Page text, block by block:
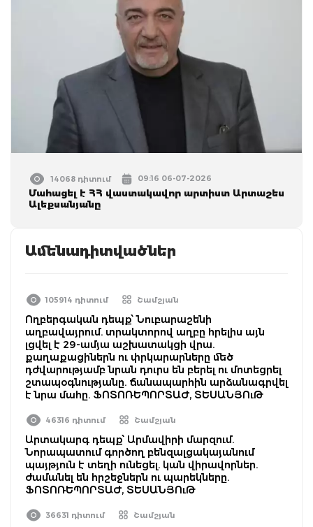
14068 դիտում 09:16 06-07-2026
Մահացել է ՀՀ վաստակավոր արտիստ Արտաշես
Ալեքսանյանը
Ամենադիտվածներ
105914 դիտում Շամշյան
Ողբերգական դեպք՝ Նուբարաշենի
աղբավայրում. տրակտորով աղբը հրելիս այն
լցվել է 29-ամյա աշխատակցի վրա.
քաղաքացիներն ու փրկարարները մեծ
դժվարությամբ նրան դուրս են բերել ու մոտեցրել
շտապօգնությանը. ճանապարհին արձանագրվել
է նրա մահը. ՖՈՏՈՌԵՊՈՐՏԱԺ, ՏԵՍԱՆՅՈւԹ
46316 դիտում Շամշյան
Արտակարգ դեպք՝ Արմավիրի մարզում.
Նորապատում գործող բենզալցակայանում
պայթյուն է տեղի ունեցել. կան վիրավորներ.
ժամանել են հրշեջներն ու պարեկները.
ՖՈՏՈՌԵՊՈՐՏԱԺ, ՏԵՍԱՆՅՈւԹ
36631 դիտում Շամշյան